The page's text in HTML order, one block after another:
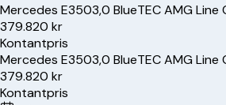
Mercedes E3503,0 BlueTEC AMG
379.820 kr
Kontantpris
Mercedes E3503,0 BlueTEC AMG
379.820 kr
Kontantpris